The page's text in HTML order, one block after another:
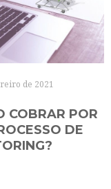
de 2021
COBRAR POR
DE